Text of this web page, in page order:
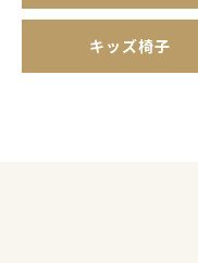
キッズ椅子